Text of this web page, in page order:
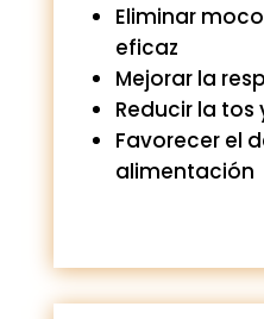
Eliminar
eficaz
Mejorar la
Reducir la
Favorecer el
alimentación